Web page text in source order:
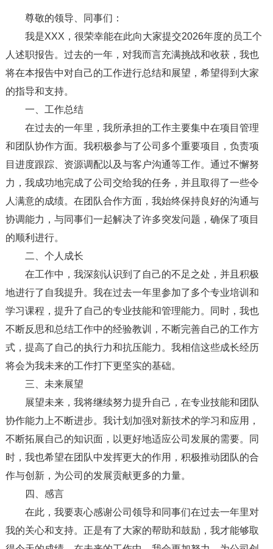
尊敬的领导、同事们：
我是XXX，很荣幸能在此向大家提交2026年度的员工个
人述职报告。过去的一年，对我而言充满挑战和收获，我也
将在本报告中对自己的工作进行总结和展望，希望得到大家
的指导和支持。
一、工作总结
在过去的一年里，我所承担的工作主要集中在项目管理
和团队协作方面。我积极参与了公司多个重要项目，负责项
目进度跟踪、资源调配以及与客户沟通等工作。通过不懈努
力，我成功地完成了公司交给我的任务，并且取得了一些令
人满意的成绩。在团队合作方面，我始终保持良好的沟通与
协调能力，与同事们一起解决了许多突发问题，确保了项目
的顺利进行。
二、个人成长
在工作中，我深刻认识到了自己的不足之处，并且积极
地进行了自我提升。我在过去一年里参加了多个专业培训和
学习课程，提升了自己的专业技能和管理能力。同时，我也
不断反思和总结工作中的经验教训，不断完善自己的工作方
式，提高了自己的执行力和抗压能力。我相信这些成长经历
将会为我未来的工作打下更坚实的基础。
三、未来展望
展望未来，我将继续努力提升自己，在专业技能和团队
协作能力上不断进步。我计划加强对新技术的学习和应用，
不断拓展自己的知识面，以更好地适应公司发展的需要。同
时，我也希望在团队中发挥更大的作用，积极推动团队的合
作与创新，为公司的发展贡献更多的力量。
四、感言
在此，我要衷心感谢公司领导和同事们在过去一年里对
我的关心和支持。正是有了大家的帮助和鼓励，我才能够取